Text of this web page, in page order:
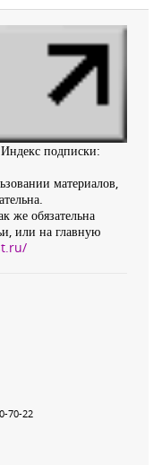
подписки:
материалов,
же обязательна
или на главную
70-22